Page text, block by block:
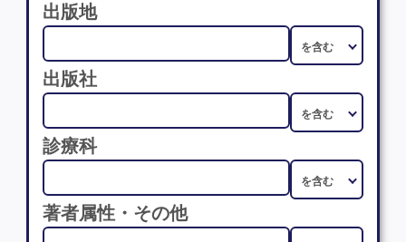
出版地
出版社
診療科
著者属性・その他